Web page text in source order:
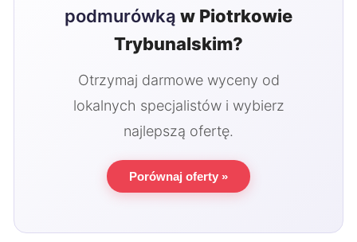
podmurówką w Piotrkowie
Trybunalskim?
Otrzymaj darmowe wyceny od
lokalnych specjalistów i wybierz
najlepszą ofertę.
Porównaj oferty »